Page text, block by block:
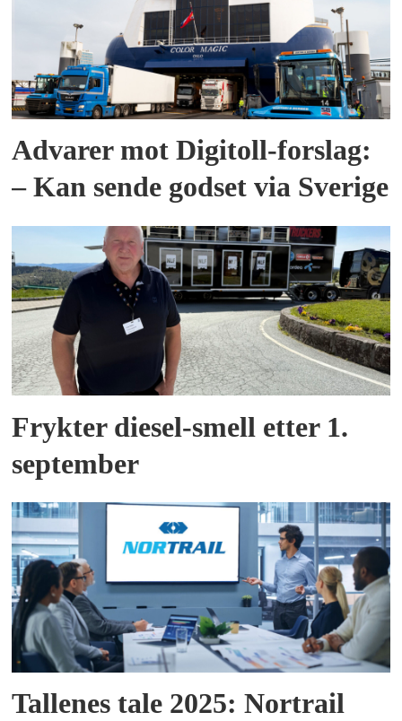
Advarer mot Digitoll-forslag:
– Kan sende godset via Sverige
Frykter diesel-smell etter 1.
september
Tallenes tale 2025: Nortrail